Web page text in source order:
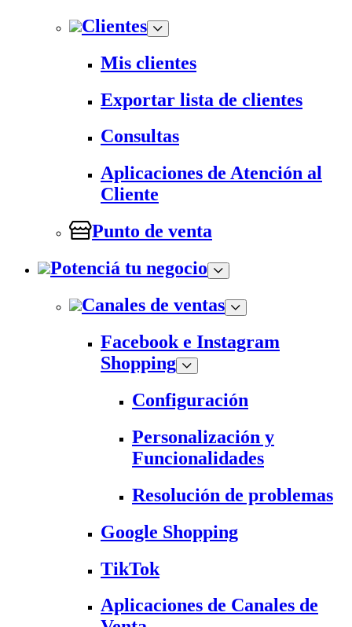
Clientes
Mis clientes
Exportar lista de clientes
Consultas
Aplicaciones de Atención al
Cliente
Punto de venta
Potenciá tu negocio
Canales de ventas
Facebook e Instagram
Shopping
Configuración
Personalización y
Funcionalidades
Resolución de problemas
Google Shopping
TikTok
Aplicaciones de Canales de